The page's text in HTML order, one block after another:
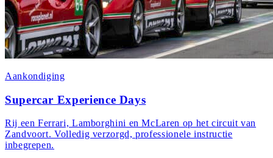
Aankondiging
Supercar Experience Days
Rij een Ferrari, Lamborghini en McLaren op het circuit van
Zandvoort. Volledig verzorgd, professionele instructie
inbegrepen.